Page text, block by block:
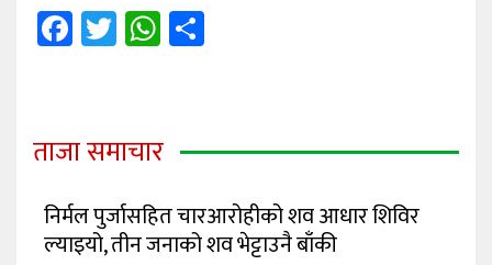
Facebook
TwitterWhatsApp
ताजा समाचार
निर्मल पुर्जासहित चारआरोहीको शव आधार शिविर
ल्याइयो, तीन जनाको शव भेट्टाउनै बाँकी